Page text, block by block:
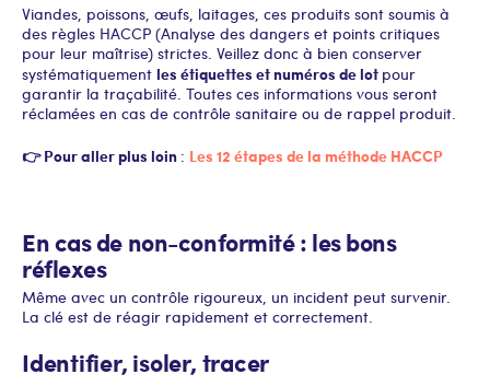
Viandes, poissons, œufs, laitages, ces produits sont soumis à
des règles HACCP (Analyse des dangers et points critiques
pour leur maîtrise) strictes. Veillez donc à bien conserver
systématiquement les étiquettes et numéros de lot pour
garantir la traçabilité. Toutes ces informations vous seront
réclamées en cas de contrôle sanitaire ou de rappel produit.
👉 Pour aller plus loin : Les 12 étapes de la méthode HACCP
En cas de non-conformité : les bons
réflexes
Même avec un contrôle rigoureux, un incident peut survenir.
La clé est de réagir rapidement et correctement.
Identifier, isoler, tracer